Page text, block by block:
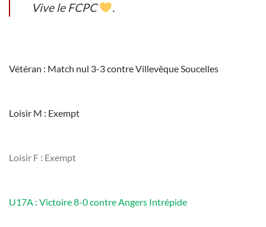
Vive le FCPC
.
Vétéran : Match nul 3-3 contre Villevêque Soucelles
Loisir M : Exempt
Loisir F : Exempt
U17A : Victoire 8-0 contre Angers Intrépide